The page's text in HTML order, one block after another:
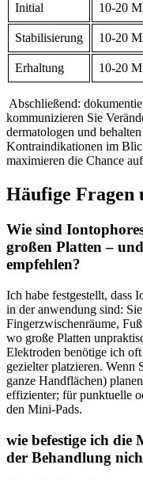
Initial 10-20
Stabilisierung 10-20
Erhaltung 10-20
Abschließend:
kommunizieren⁣ Sie
dermatologen und
Kontraindikationen im
maximieren die Chance
Häufige Fragen
Wie sind
‍großen Platten –
empfehlen?
Ich habe festgestellt, dass​
in der‌ anwendung ‌sind:
Fingerzwischenräume,
wo große Platten
Elektroden benötige ⁢ich‍
gezielter platzieren. ⁢Wenn
ganze Handflächen)
effizienter; für punktuelle
den⁣ Mini‑Pads.
wie befestige ich die
der‌ Behandlung